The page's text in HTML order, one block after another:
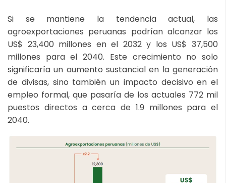
Si se mantiene la tendencia actual, las
agroexportaciones peruanas podrían alcanzar los
US$ 23,400 millones en el 2032 y los US$ 37,500
millones para el 2040. Este crecimiento no solo
significaría un aumento sustancial en la generación
de divisas, sino también un impacto decisivo en el
empleo formal, que pasaría de los actuales 772 mil
puestos directos a cerca de 1.9 millones para el
2040.